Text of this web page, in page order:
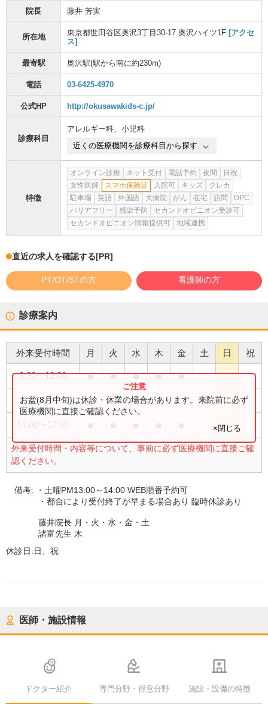
院長 藤井 芳実
所在地 東京都世田谷区奥沢3丁目30-17 奥沢ハイツ1F [アクセ
ス]
最寄駅 奥沢駅(駅から南に約230m)
電話 03-6425-4970
公式HP http://okusawakids-c.jp/
診療科目
アレルギー科、 小児科
近くの医療機関を診療科目から探す
特徴
オンライン診療 ネット受付 電話予約 夜間
日祝
女性医師
スマホ保険証 入院可 キッズ
クレカ
駐車場
英語 外国語 大病院 がん 在宅 訪問
DPC
バリアフリー
感染予防
セカンドオピニオン受診可
セカンドオピニオン情報提供可
地域連携
直近の求人を確認する[PR]
PT/OT/STの方 看護師の方
診療案内
外来受付時間 月 火 水 木 金 土 日 祝
8:30〜12:00 ● ● ● ● ●
8:30〜14:00 ●
外来受付時間・内容等について、事前に必ず医療機関に直接ご確
認ください。
お盆(8月中旬)は休診・休業の場合があります。来院前に必ず
医療機関に直接ご確認ください。
×閉じる
備考:
・土曜PM13:00～14:00 WEB順番予約可
・都合により受付終了が早まる場合あり 臨時休診あり
藤井院長 月・火・水・金・土
諸富先生 木
休診日:日、祝
医師・施設情報
ドクター紹介 専門分野・得意分野 施設・設備の特徴